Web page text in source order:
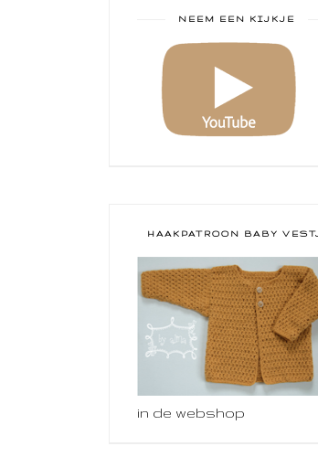
NEEM EEN KIJKJE
HAAKPATROON BABY
in de webshop